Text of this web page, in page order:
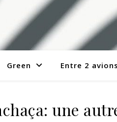
Green Entre 2 avions
une